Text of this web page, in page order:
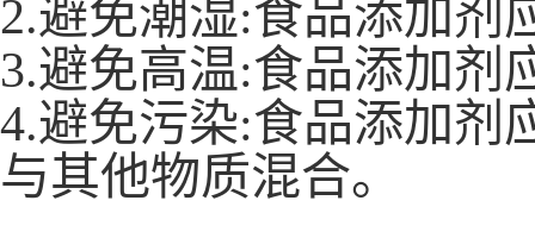
2.避免潮湿:食品添加剂
3.避免高温:食品添加剂
4.避免污染:食品添加剂
与其他物质混合。